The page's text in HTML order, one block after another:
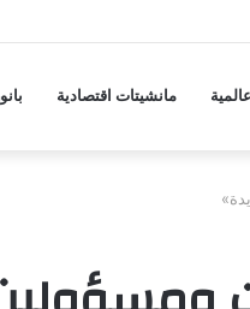
مانشيتات اقتصادية